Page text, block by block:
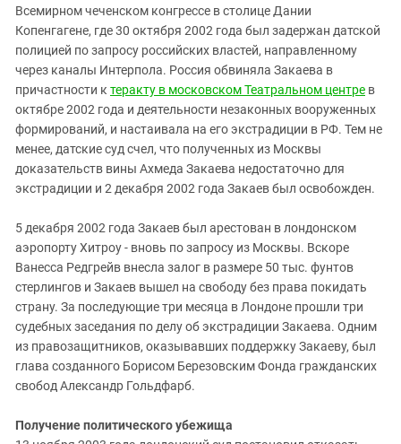
Всемирном чеченском конгрессе в столице Дании
Копенгагене, где 30 октября 2002 года был задержан датской
полицией по запросу российских властей, направленному
через каналы Интерпола. Россия обвиняла Закаева в
причастности к теракту в московском Театральном центре в
октябре 2002 года и деятельности незаконных вооруженных
формирований, и настаивала на его экстрадиции в РФ. Тем не
менее, датские суд счел, что полученных из Москвы
доказательств вины Ахмеда Закаева недостаточно для
экстрадиции и 2 декабря 2002 года Закаев был освобожден.
5 декабря 2002 года Закаев был арестован в лондонском
аэропорту Хитроу - вновь по запросу из Москвы. Вскоре
Ванесса Редгрейв внесла залог в размере 50 тыс. фунтов
стерлингов и Закаев вышел на свободу без права покидать
страну. За последующие три месяца в Лондоне прошли три
судебных заседания по делу об экстрадиции Закаева. Одним
из правозащитников, оказывавших поддержку Закаеву, был
глава созданного Борисом Березовским Фонда гражданских
свобод Александр Гольдфарб.
Получение политического убежища